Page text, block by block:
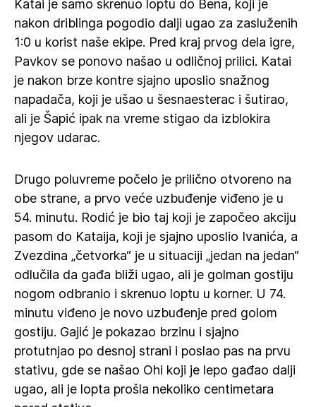
Katai je samo skrenuo loptu do Bena, koji je
nakon driblinga pogodio dalji ugao za zasluženih
1:0 u korist naše ekipe. Pred kraj prvog dela igre,
Pavkov se ponovo našao u odličnoj prilici. Katai
je nakon brze kontre sjajno uposlio snažnog
napadača, koji je ušao u šesnaesterac i šutirao,
ali je Šapić ipak na vreme stigao da izblokira
njegov udarac.
Drugo poluvreme počelo je prilično otvoreno na
obe strane, a prvo veće uzbuđenje viđeno je u
54. minutu. Rodić je bio taj koji je započeo akciju
pasom do Kataija, koji je sjajno uposlio Ivanića, a
Zvezdina „četvorka“ je u situaciji „jedan na jedan“
odlučila da gađa bliži ugao, ali je golman gostiju
nogom odbranio i skrenuo loptu u korner. U 74.
minutu viđeno je novo uzbuđenje pred golom
gostiju. Gajić je pokazao brzinu i sjajno
protutnjao po desnoj strani i poslao pas na prvu
stativu, gde se našao Ohi koji je lepo gađao dalji
ugao, ali je lopta prošla nekoliko centimetara